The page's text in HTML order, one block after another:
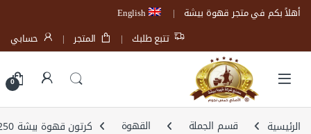
Skip to navigation
Skip to content
أهلاً بكم في متجر قهوة بيشة
English
تتبع طلبك
المتجر حسابي
Open
0
الرئيسية قسم الجملة القهوة كرتون قهوة بيشة 250 جرام (24علبة)